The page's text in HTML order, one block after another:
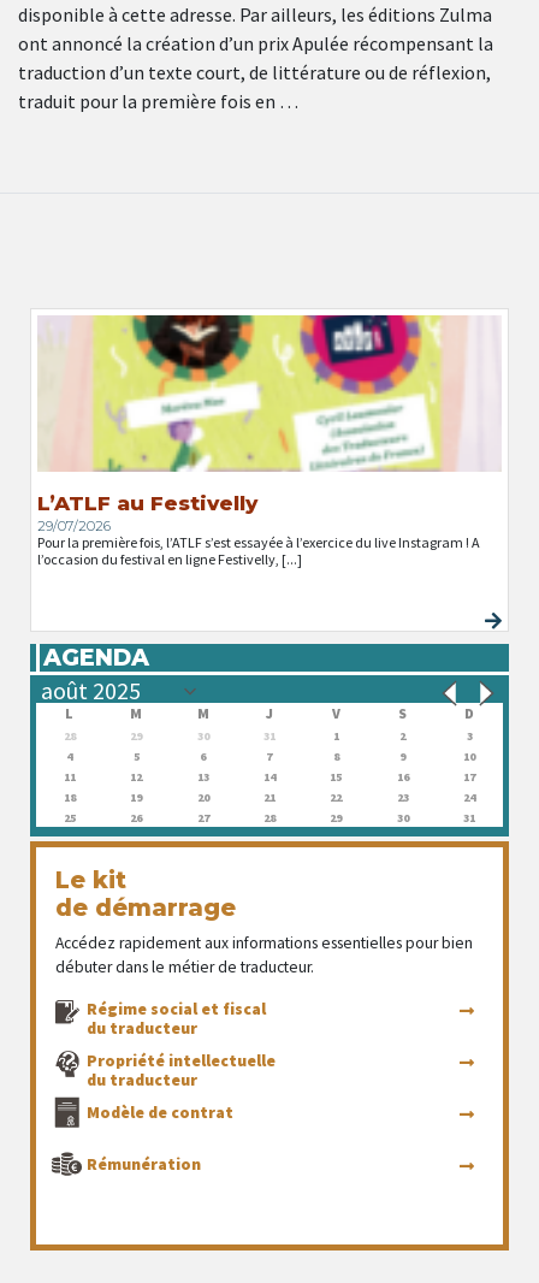
disponible à cette adresse. Par ailleurs, les éditions Zulma
ont annoncé la création d’un prix Apulée récompensant la
traduction d’un texte court, de littérature ou de réflexion,
traduit pour la première fois en …
L’ATLF au Festivelly
29/07/2026
Pour la première fois, l’ATLF s’est essayée à l’exercice du live Instagram ! A
l’occasion du festival en ligne Festivelly, [...]
AGENDA
L M M J V S D
28 29 30 31 1 2
3
4
5 6 7 8 9
10
11
12 13 14 15 16
17
18
19 20 21 22 23
24
25
26 27 28 29 30 31
Le kit
de démarrage
Accédez rapidement aux informations essentielles pour bien
débuter dans le métier de traducteur.
Régime social et fiscal
du traducteur
Propriété intellectuelle
du traducteur
Modèle de contrat
Rémunération